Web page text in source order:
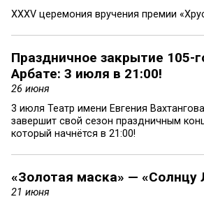
XXXV церемония вручения премии
Праздничное закрытие 105-
Арбате: 3 июля в 21:00!
26 июня
3 июля Театр имени Евгения
завершит свой сезон праздничным
который начнётся в 21:00!
«Золотая маска» — «Солнцу
21 июня